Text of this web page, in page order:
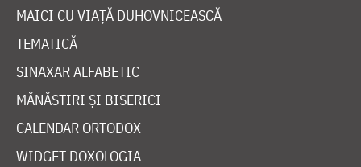
MAICI CU VIAȚĂ DUHOVNICEASCĂ
TEMATICĂ
SINAXAR ALFABETIC
MĂNĂSTIRI ȘI BISERICI
CALENDAR ORTODOX
WIDGET DOXOLOGIA